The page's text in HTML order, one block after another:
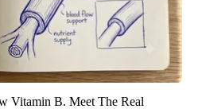
Vitamin B. Meet The Real